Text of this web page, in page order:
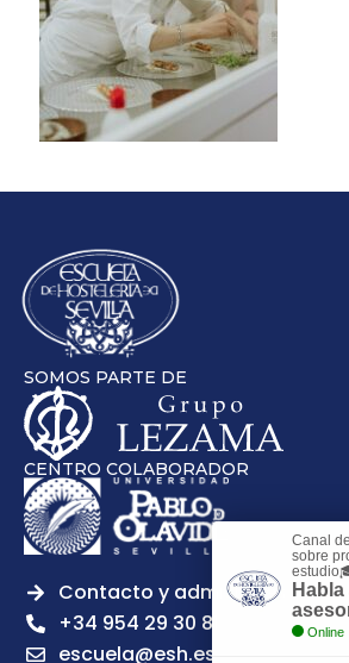
SOMOS PARTE DE
CENTRO COLABORADOR
Contacto y admisiones
+34 954 29 30 81
escuela@esh.es
Canal
sobre
Online